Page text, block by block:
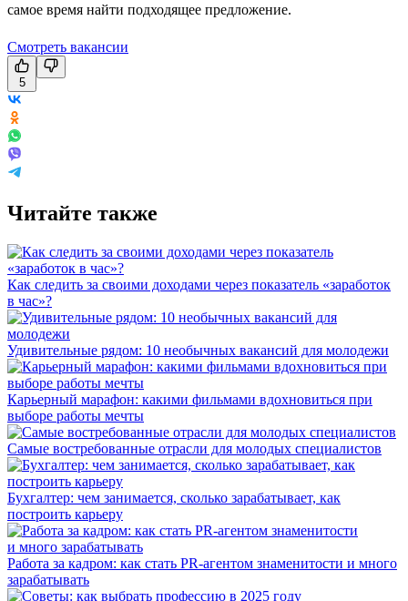
самое время найти подходящее предложение.
Смотреть вакансии
5
Читайте также
Как следить за своими доходами через показатель «заработок
в час»?
Удивительные рядом: 10 необычных вакансий для молодежи
Карьерный марафон: какими фильмами вдохновиться при
выборе работы мечты
Самые востребованные отрасли для молодых специалистов
Бухгалтер: чем занимается, сколько зарабатывает, как
построить карьеру
Работа за кадром: как стать PR-агентом знаменитости и много
зарабатывать